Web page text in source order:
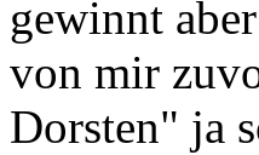
gewinnt
von mir
Dorsten" ja